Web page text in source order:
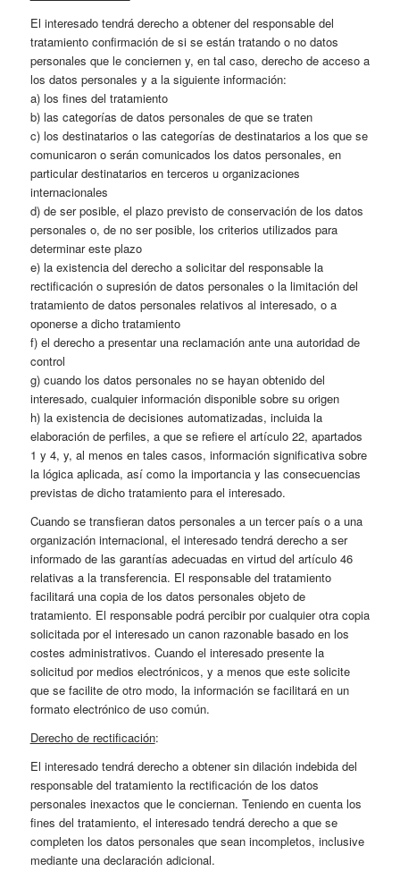
El interesado tendrá derecho a obtener del responsable del
tratamiento confirmación de si se están tratando o no datos
personales que le conciernen y, en tal caso, derecho de acceso a
los datos personales y a la siguiente información:
a) los fines del tratamiento
b) las categorías de datos personales de que se traten
c) los destinatarios o las categorías de destinatarios a los que se
comunicaron o serán comunicados los datos personales, en
particular destinatarios en terceros u organizaciones
internacionales
d) de ser posible, el plazo previsto de conservación de los datos
personales o, de no ser posible, los criterios utilizados para
determinar este plazo
e) la existencia del derecho a solicitar del responsable la
rectificación o supresión de datos personales o la limitación del
tratamiento de datos personales relativos al interesado, o a
oponerse a dicho tratamiento
f) el derecho a presentar una reclamación ante una autoridad de
control
g) cuando los datos personales no se hayan obtenido del
interesado, cualquier información disponible sobre su origen
h) la existencia de decisiones automatizadas, incluida la
elaboración de perfiles, a que se refiere el artículo 22, apartados
1 y 4, y, al menos en tales casos, información significativa sobre
la lógica aplicada, así como la importancia y las consecuencias
previstas de dicho tratamiento para el interesado.
Cuando se transfieran datos personales a un tercer país o a una
organización internacional, el interesado tendrá derecho a ser
informado de las garantías adecuadas en virtud del artículo 46
relativas a la transferencia. El responsable del tratamiento
facilitará una copia de los datos personales objeto de
tratamiento. El responsable podrá percibir por cualquier otra copia
solicitada por el interesado un canon razonable basado en los
costes administrativos. Cuando el interesado presente la
solicitud por medios electrónicos, y a menos que este solicite
que se facilite de otro modo, la información se facilitará en un
formato electrónico de uso común.
Derecho de rectificación:
El interesado tendrá derecho a obtener sin dilación indebida del
responsable del tratamiento la rectificación de los datos
personales inexactos que le conciernan. Teniendo en cuenta los
fines del tratamiento, el interesado tendrá derecho a que se
completen los datos personales que sean incompletos, inclusive
mediante una declaración adicional.